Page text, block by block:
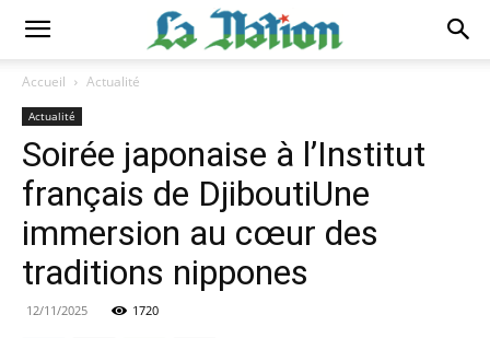
Accueil Actualité
Actualité
Soirée japonaise à l’Institut
français de DjiboutiUne
immersion au cœur des
traditions nippones
12/11/2025 1720